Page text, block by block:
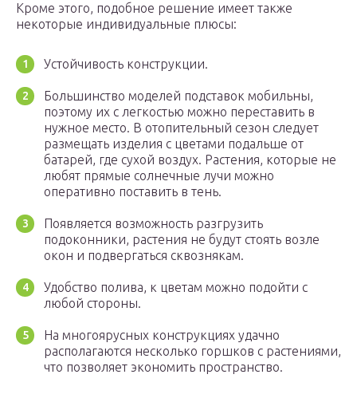
Кроме этого, подобное решение имеет также
некоторые индивидуальные плюсы:
Устойчивость конструкции.
Большинство моделей подставок мобильны,
поэтому их с легкостью можно переставить в
нужное место. В отопительный сезон следует
размещать изделия с цветами подальше от
батарей, где сухой воздух. Растения, которые не
любят прямые солнечные лучи можно
оперативно поставить в тень.
Появляется возможность разгрузить
подоконники, растения не будут стоять возле
окон и подвергаться сквознякам.
Удобство полива, к цветам можно подойти с
любой стороны.
На многоярусных конструкциях удачно
располагаются несколько горшков с растениями,
что позволяет экономить пространство.